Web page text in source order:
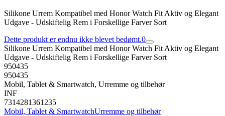
Silikone Urrem Kompatibel med Honor Watch Fit Aktiv og Elegant
Udgave - Udskiftelig Rem i Forskellige Farver Sort
Dette produkt er endnu ikke blevet bedømt.0
Silikone Urrem Kompatibel med Honor Watch Fit Aktiv og Elegant
Udgave - Udskiftelig Rem i Forskellige Farver Sort
950435
950435
Mobil, Tablet & Smartwatch, Urremme og tilbehør
INF
7314281361235
Mobil, Tablet & SmartwatchUrremme og tilbehør